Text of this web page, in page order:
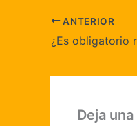
ANTERIOR
¿Es obligatorio
Deja